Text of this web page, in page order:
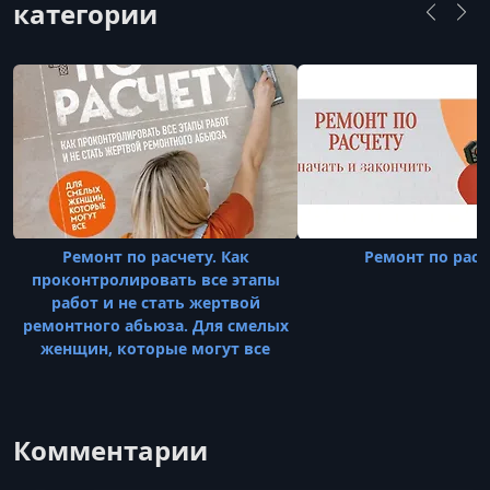
29. Шпатлевка и шлифовка стен
УРОК 29. 00:14:09
30. Гидроизоляция
УРОК 30. 00:11:50
31. Монтаж и устройство гидроизоляции ванной и
душевого поддона
УРОК 31. 00:22:04
32. Устройство плиточной облицовки в санузлах
УРОК 32.
33. Монтаж декоративных элементов
категории
Ремонт по расчету. Как
проконтролировать все этапы
работ и не стать жертвой
ремонтного абьюза. Для смелых
женщин, которые могут все
Ремонт по
Комментарии